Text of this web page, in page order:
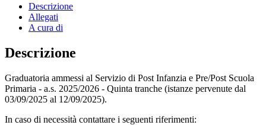
Descrizione
Allegati
A cura di
Descrizione
Graduatoria ammessi al Servizio di Post Infanzia e Pre/Post Scuola
Primaria - a.s. 2025/2026 - Quinta tranche (istanze pervenute dal
03/09/2025 al 12/09/2025).
In caso di necessità contattare i seguenti riferimenti: